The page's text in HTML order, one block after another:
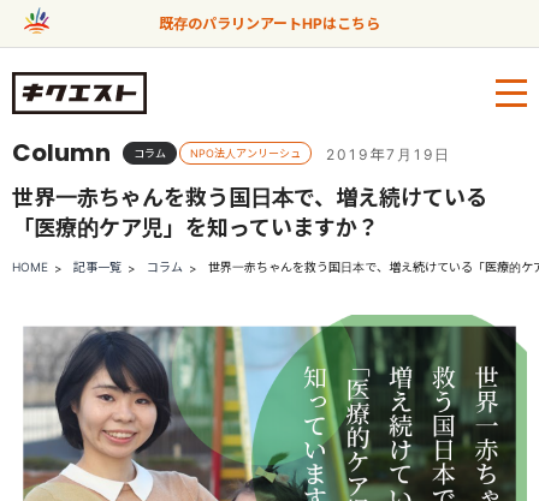
既存のパラリンアートHPはこちら
Column コラム NPO法人アンリーシュ 2019年7月19日
世界一赤ちゃんを救う国日本で、増え続けている
「医療的ケア児」を知っていますか？
HOME 記事一覧 コラム 世界一赤ちゃんを救う国日本で、増え続けている「医療的ケ